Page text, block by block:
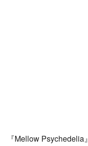
『Mellow Psychedelia』